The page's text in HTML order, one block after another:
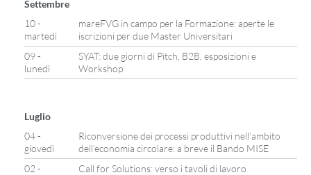
Settembre
10 -
martedì
mareFVG in campo per la Formazione: aperte le
iscrizioni per due Master Universitari
09 -
lunedì
SYAT: due giorni di Pitch, B2B, esposizioni e
Workshop
Luglio
04 -
giovedì
Riconversione dei processi produttivi nell’ambito
dell’economia circolare: a breve il Bando MISE
02 -
Call for Solutions: verso i tavoli di lavoro